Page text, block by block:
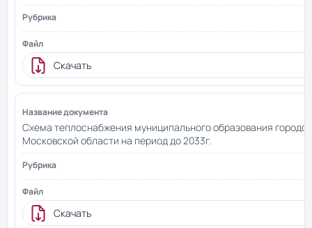
Скачать
Схема теплоснабжения муниципального образования
Московской области на период до 2033г.
Скачать